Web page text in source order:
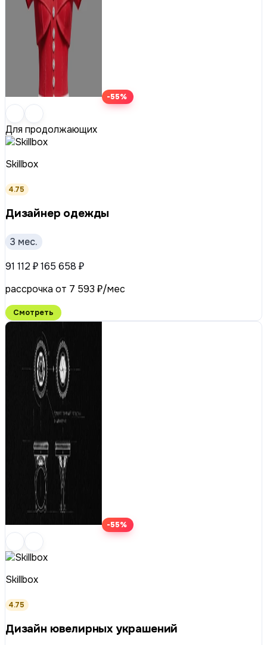
-55%
Для продолжающих
Skillbox
4.75
Дизайнер одежды
3 мес.
91 112 ₽165 658 ₽
рассрочка от 7 593 ₽/мес
Смотреть
-55%
Skillbox
4.75
Дизайн ювелирных украшений